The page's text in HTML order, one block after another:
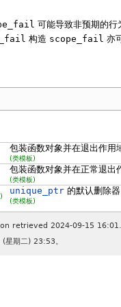
可能导致非预期的行
构造 scope_fail 亦
包装函数对象并在退出作用
(类模板)
包装函数对象并在正常退出
(类模板)
unique_ptr的默认删除器
(类模板)
retrieved 2024-09-15 16:01.
星期二) 23:53。